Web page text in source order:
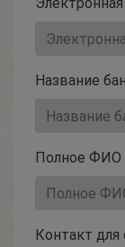
Название
Полное ФИО
Контакт для